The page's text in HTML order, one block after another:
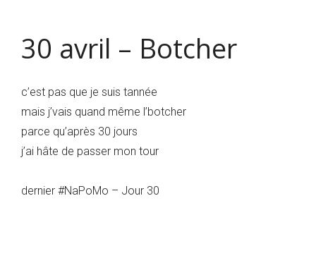
30 avril – Botcher
c’est pas que je suis tannée
mais j’vais quand même l’botcher
parce qu’après 30 jours
j’ai hâte de passer mon tour
dernier #NaPoMo – Jour 30